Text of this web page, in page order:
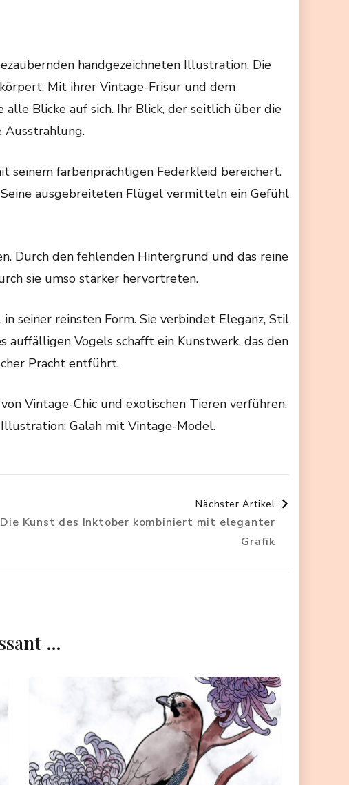
handgezeichneten Illustration. Die
Mit ihrer Vintage-Frisur und dem
Blicke auf sich. Ihr Blick, der seitlich über die
Ausstrahlung.
seinem farbenprächtigen Federkleid bereichert.
ausgebreiteten Flügel vermitteln ein Gefühl
Durch den fehlenden Hintergrund und das reine
sie umso stärker hervortreten.
seiner reinsten Form. Sie verbindet Eleganz, Stil
auffälligen Vogels schafft ein Kunstwerk, das den
Pracht entführt.
Vintage-Chic und exotischen Tieren verführen.
Galah mit Vintage-Model.
Nächster Artikel
Kunst des Inktober kombiniert mit eleganter
Grafik
…